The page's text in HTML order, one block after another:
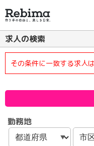
求人の検索
その条件に一致する求人
勤務地